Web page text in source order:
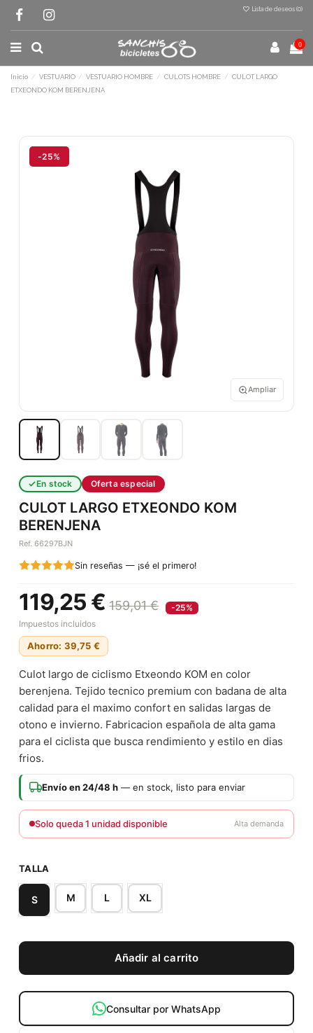
Lista de deseos (0)
0
Inicio VESTUARIO VESTUARIO HOMBRE CULOTS HOMBRE
CULOT LARGO
ETXEONDO KOM BERENJENA
-25%
Ampliar
En stock Oferta especial
CULOT LARGO ETXEONDO KOM
BERENJENA
Ref. 66297BJN
Sin reseñas — ¡sé el primero!
119,25 € 159,01 €
-25%
Impuestos incluidos
Ahorro: 39,75 €
Culot largo de ciclismo Etxeondo KOM en color
berenjena. Tejido tecnico premium con badana de alta
calidad para el maximo confort en salidas largas de
otono e invierno. Fabricacion española de alta gama
para el ciclista que busca rendimiento y estilo en dias
frios.
Envío en 24/48 h — en stock, listo para enviar
Solo queda 1 unidad disponible Alta demanda
TALLA
S M L XL
Añadir al carrito
Consultar por WhatsApp
Terminal de consulta○ Motor activo -CULOT LARGO ETXEONDO
KOM BERENJENA